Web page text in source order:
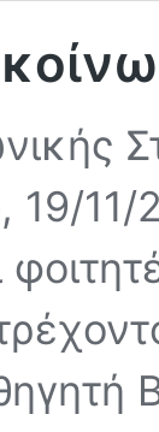
19/11/